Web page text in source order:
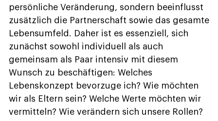
persönliche Veränderung, sondern beeinflusst
zusätzlich die Partnerschaft sowie das gesamte
Lebensumfeld. Daher ist es essenziell, sich
zunächst sowohl individuell als auch
gemeinsam als Paar intensiv mit diesem
Wunsch zu beschäftigen: Welches
Lebenskonzept bevorzuge ich? Wie möchten
wir als Eltern sein? Welche Werte möchten wir
vermitteln? Wie verändern sich unsere Rollen?